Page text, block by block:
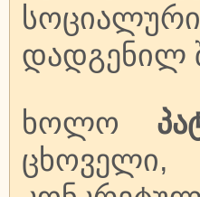
დადგენილ
ხოლო
ცხოველი,